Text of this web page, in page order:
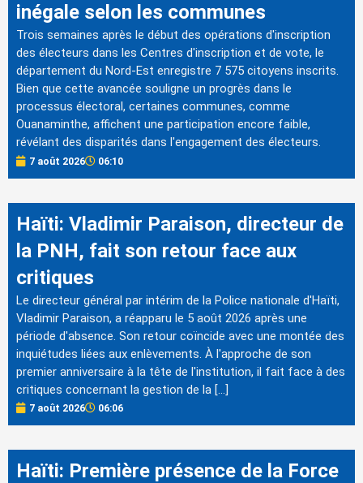
inégale selon les communes
Trois semaines après le début des opérations d'inscription
des électeurs dans les Centres d'inscription et de vote, le
département du Nord-Est enregistre 7 575 citoyens inscrits.
Bien que cette avancée souligne un progrès dans le
processus électoral, certaines communes, comme
Ouanaminthe, affichent une participation encore faible,
révélant des disparités dans l'engagement des électeurs.
7 août 2026 06:10
Haïti: Vladimir Paraison, directeur de
la PNH, fait son retour face aux
critiques
Le directeur général par intérim de la Police nationale d'Haïti,
Vladimir Paraison, a réapparu le 5 août 2026 après une
période d'absence. Son retour coïncide avec une montée des
inquiétudes liées aux enlèvements. À l'approche de son
premier anniversaire à la tête de l'institution, il fait face à des
critiques concernant la gestion de la […]
7 août 2026 06:06
Haïti: Première présence de la Force